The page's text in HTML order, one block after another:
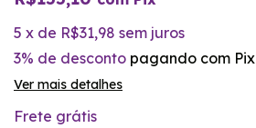
5 x de R$31,98 sem juros
3% de desconto pagando com Pix
Ver mais detalhes
Frete grátis